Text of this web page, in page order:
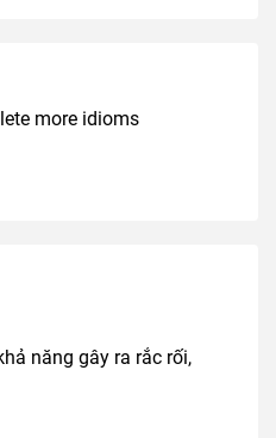
more idioms
năng gây ra rắc rối,